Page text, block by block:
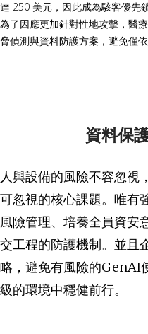
達 250 美元，因此成為駭客優先
為了因應更加針對性地攻擊，醫
脅偵測與資料防護方案，避免僅依
資料保
人與設備的風險不容忽視
可忽視的核心課題。唯有
風險管理、培養全員資安
交工程的防護機制。並且
略，避免有風險的GenAI
級的環境中穩健前行。